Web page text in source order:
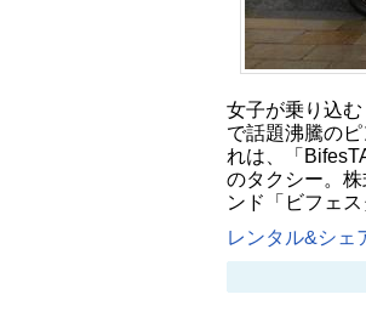
女子が乗り込
で話題沸騰の
れは、「
のタクシー。
ンド「ビフェ
レンタル&シェ